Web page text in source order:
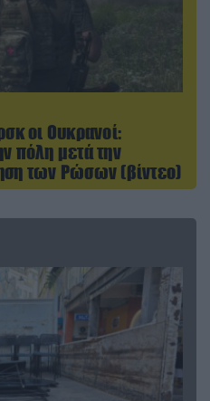
οι Ουκρανοί:
πόλη μετά την
των Ρώσων (βίντεο)